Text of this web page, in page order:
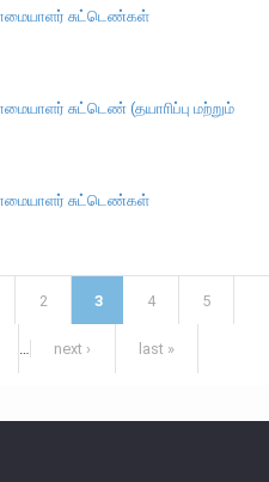
கம்பனிகள் துறை
சுட்டெண்கள்
சுட்டெண் (தயாாிப்பு மற்றும்
சுட்டெண்கள்
2 3 4 5
… next › last »